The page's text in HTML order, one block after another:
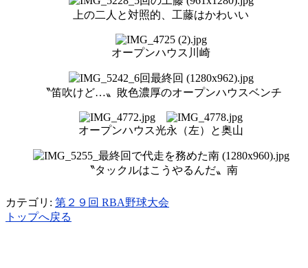
上の二人と対照的、工藤はかわいい
オープンハウス川崎
〝笛吹けど…〟敗色濃厚のオープンハウスベンチ
オープンハウス光永（左）と奥山
〝タックルはこうやるんだ〟南
カテゴリ: 第２９回 RBA野球大会
トップへ戻る